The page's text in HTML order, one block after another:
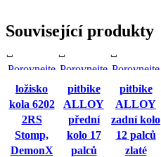
Související produkty
Porovnejte
Rychlý
pohled
Přidat do
seznamu
přání
ložisko
kola 6202
2RS
Stomp,
DemonX
Porovnejte
Rychlý
pohled
Přidat do
seznamu
přání
pitbike
ALLOY
přední
kolo 17
palců
Porovnejte
Rychlý
pohled
Přidat do
seznamu
přání
pitbike
ALLOY
zadní kolo
12 palců
zlaté